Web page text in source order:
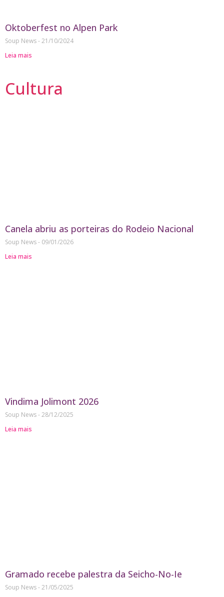
Oktoberfest no Alpen Park
Soup News 21/10/2024
Leia mais
Cultura
Canela abriu as porteiras do Rodeio Nacional
Soup News
09/01/2026
Leia mais
Vindima Jolimont 2026
Soup News 28/12/2025
Leia mais
Gramado recebe palestra da Seicho-No-Ie
Soup News 21/05/2025